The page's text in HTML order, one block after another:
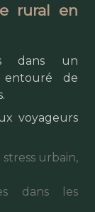
rural en
dans un
entouré de
voyageurs
stress urbain,
dans les